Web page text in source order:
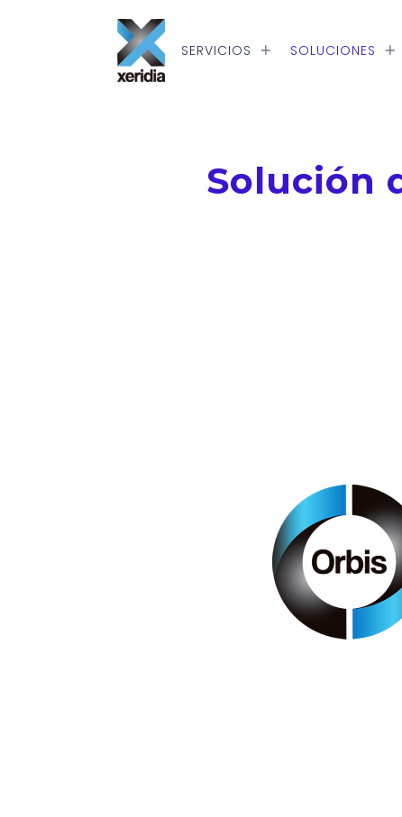
SERVICIOS SOLUCIONES
Solución